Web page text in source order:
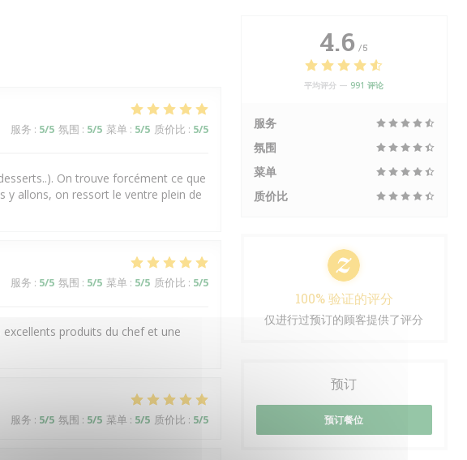
服务 : 5/5 氛围 : 5/5 菜单: 5/5 质价比 : 5/5
On trouve forcément ce que
y allons, on ressort le ventre plein de
服务 : 5/5 氛围 : 5/5 菜单: 5/5 质价比 : 5/5
produits du chef et une
服务 : 5/5 氛围 : 5/5 菜单: 5/5 质价比 : 5/5
4.6 /5
平均评分 — 991 评论
服务
氛围
菜单
质价比
100% 验证的评分
仅进行过预订的顾客提供了评分
预订
预订餐位